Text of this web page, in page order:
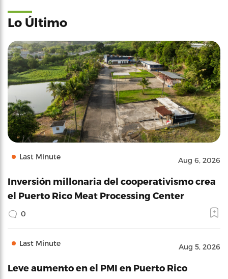
Lo Último
Last Minute Aug 6, 2026
Inversión millonaria del cooperativismo crea
el Puerto Rico Meat Processing Center
0
Last Minute Aug 5, 2026
Leve aumento en el PMI en Puerto Rico